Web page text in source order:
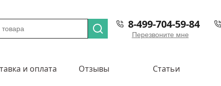
8-499-704-59-84
Перезвоните мне
и оплата Отзывы Статьи